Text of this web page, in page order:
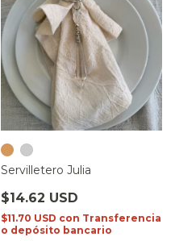
Servilletero Julia
$14.62 USD
$11.70 USD con Transferencia
o depósito bancario